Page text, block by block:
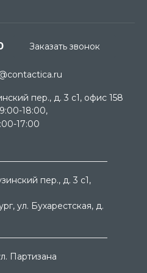
пер., д. 3 c1, офис 158
18:00,
17:00
Заказать звонок
пер., д. 3 c1,
, ул. Бухарестская, д.
Партизана